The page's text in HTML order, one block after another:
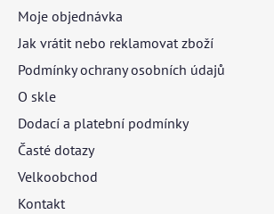
Moje objednávka
Jak vrátit nebo reklamovat zboží
Podmínky ochrany osobních údajů
O skle
Dodací a platební podmínky
Časté dotazy
Velkoobchod
Kontakt